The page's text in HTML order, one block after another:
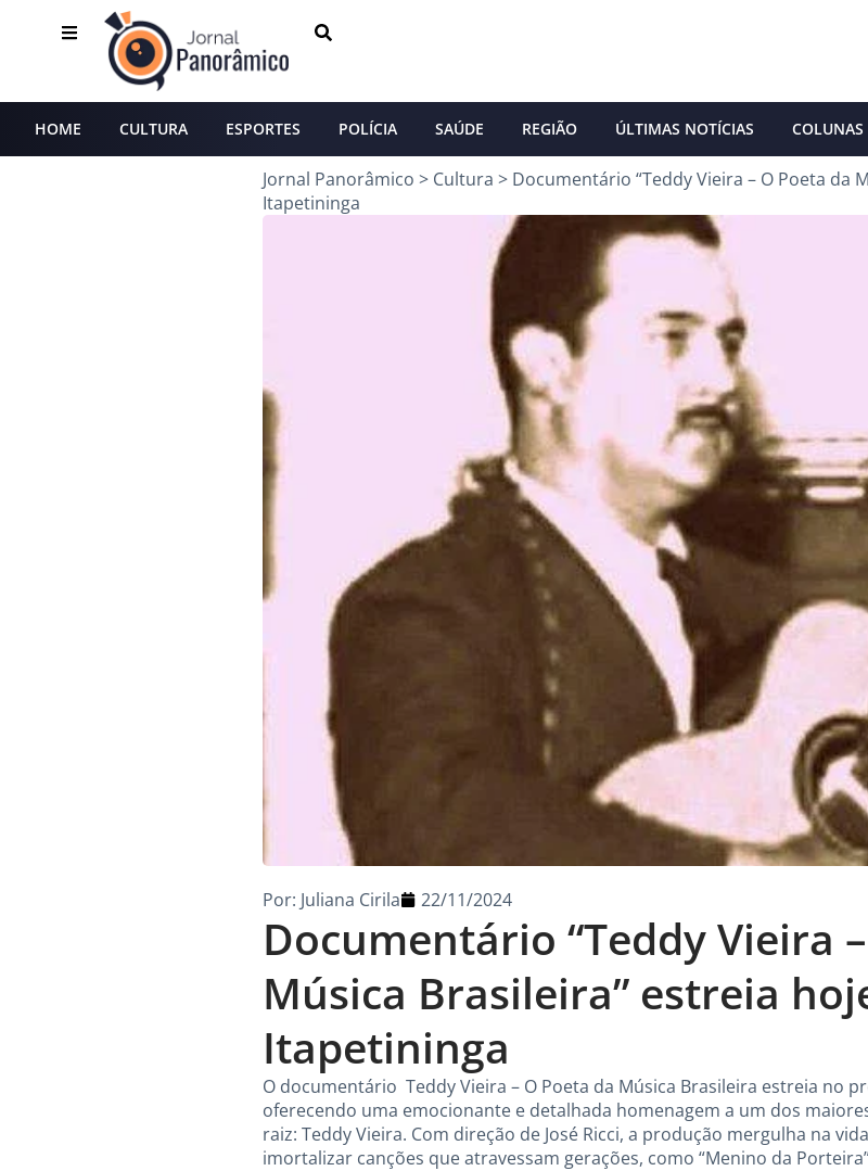
HOME CULTURA ESPORTES POLÍCIA SAÚDE REGIÃO ÚLTIMAS NOTÍCIAS COLUNAS
Jornal Panorâmico > Cultura > Documentário “Teddy Vieira – O Poeta da
Itapetininga
Documentário “Teddy Vieira
Música Brasileira” estreia
Itapetininga
Por: Juliana Cirila 22/11/2024
O documentário Teddy Vieira – O Poeta da Música Brasileira estreia no
oferecendo uma emocionante e detalhada homenagem a um dos
raiz: Teddy Vieira. Com direção de José Ricci, a produção mergulha na
imortalizar canções que atravessam gerações, como “Menino da Porteira”